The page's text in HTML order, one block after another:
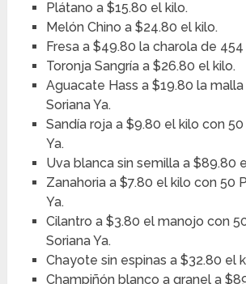
Plátano a $15.80 el kilo.
Melón Chino a $24.80 el kilo.
Fresa a $49.80 la charola de 454
Toronja Sangría a $26.80 el kilo.
Aguacate Hass a $19.80 la
Soriana Ya.
Sandía roja a $9.80 el kilo con
Ya.
Uva blanca sin semilla a $89.80
Zanahoria a $7.80 el kilo con 50
Ya.
Cilantro a $3.80 el manojo con
Soriana Ya.
Chayote sin espinas a $32.80 el
Champiñón blanco a granel a